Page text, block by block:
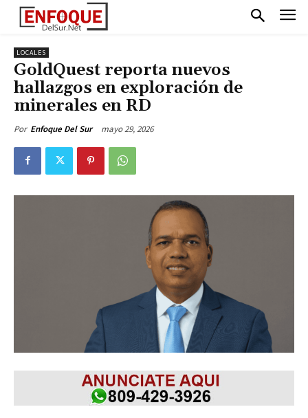
LOCALES
GoldQuest reporta nuevos
hallazgos en exploración de
minerales en RD
Por Enfoque Del Sur mayo 29, 2026